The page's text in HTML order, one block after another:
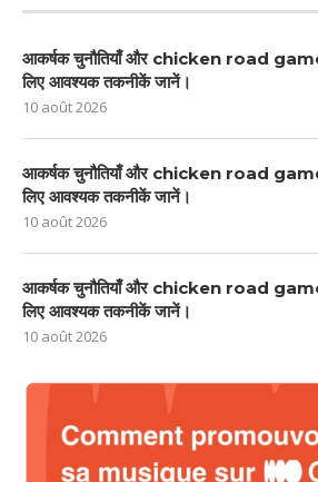
आकर्षक चुनौतियाँ और chicken road game
लिए आवश्यक तकनीकें जानें।
10 août 2026
आकर्षक चुनौतियाँ और chicken road game
लिए आवश्यक तकनीकें जानें।
10 août 2026
आकर्षक चुनौतियाँ और chicken road game
लिए आवश्यक तकनीकें जानें।
10 août 2026